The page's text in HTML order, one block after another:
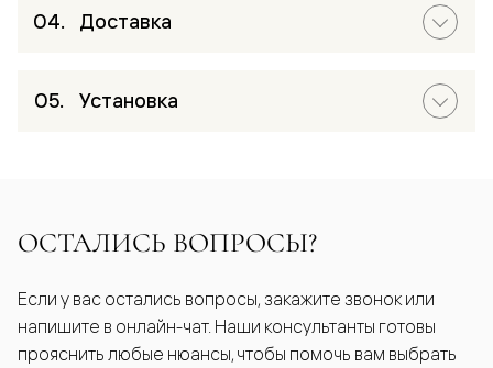
Доставка
Установка
ОСТАЛИСЬ ВОПРОСЫ?
Если у вас остались вопросы, закажите звонок или
напишите в онлайн-чат. Наши консультанты готовы
прояснить любые нюансы, чтобы помочь вам выбрать